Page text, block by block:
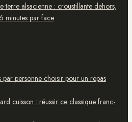
terre alsacienne : croustillante dehors,
minutes par face
par personne choisir pour un repas
cuisson : réussir ce classique franc-